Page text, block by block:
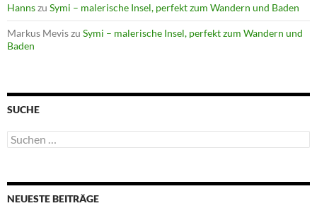
Hannszu Symi – malerische Insel, perfekt zum Wandern und Baden
Markus Meviszu Symi – malerische Insel, perfekt zum Wandern und
Baden
SUCHE
Suchen
nach:
NEUESTE BEITRÄGE